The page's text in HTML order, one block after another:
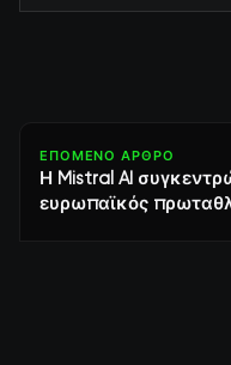
ΕΠΌΜΕΝΟ ΆΡΘΡΟ
Η Mistral AI
ευρωπαϊκός